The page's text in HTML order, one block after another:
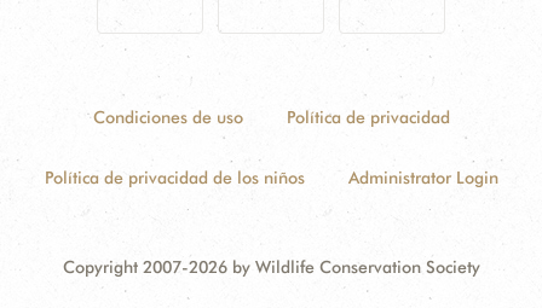
Condiciones de uso Política de privacidad
Política de privacidad de los niños Administrator Login
Copyright 2007-2026 by Wildlife Conservation Society